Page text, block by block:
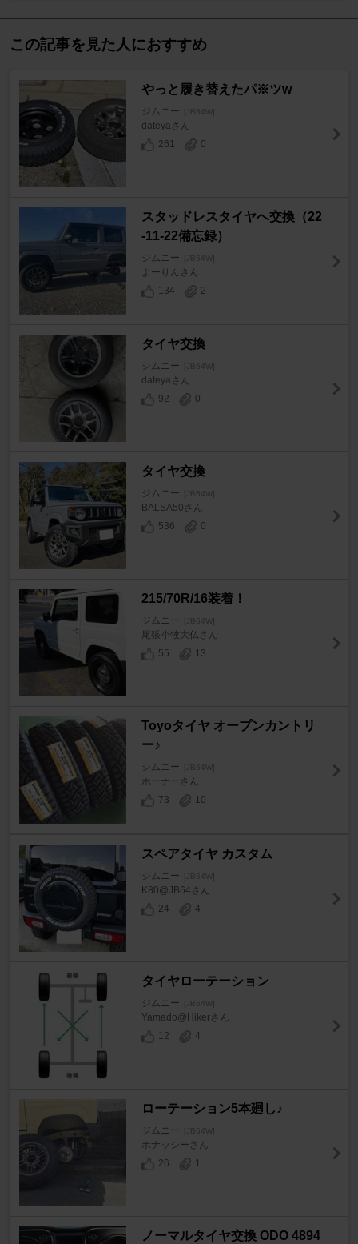
この記事を見た人におすすめ
やっと履き替えたパ※ツw
ジムニー [JB64W]
dateyaさん
261
0
スタッドレスタイヤへ交換（22
-11-22備忘録）
ジムニー [JB64W]
よーりんさん
134
2
タイヤ交換
ジムニー [JB64W]
dateyaさん
92
0
タイヤ交換
ジムニー [JB64W]
BALSA50さん
536
0
215/70R/16装着！
ジムニー [JB64W]
尾張小牧大仏さん
55
13
Toyoタイヤ オープンカントリ
ー♪
ジムニー [JB64W]
ホーナーさん
73
10
スペアタイヤ カスタム
ジムニー [JB64W]
K80@JB64さん
24
4
タイヤローテーション
ジムニー [JB64W]
Yamado@Hikerさん
12
4
ローテーション5本廻し♪
ジムニー [JB64W]
ホナッシーさん
26
1
ノーマルタイヤ交換 ODO 4894